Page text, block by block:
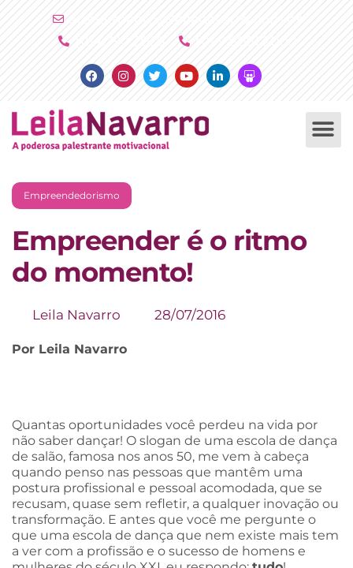
FacebookInstagramTwitterYoutubeLinkedinSlideshare
Empreendedorismo
Empreender é o ritmo
do momento!
Leila Navarro 28/07/2016
Por Leila Navarro
Quantas oportunidades você perdeu na vida por
não saber dançar! O slogan de uma escola de dança
de salão, famosa nos anos 50, me vem à cabeça
quando penso nas pessoas que mantêm uma
postura profissional e pessoal acomodada, que se
recusam, quase sem refletir, a qualquer inovação ou
transformação. E antes que você me pergunte o
que uma escola de dança que nem existe mais tem
a ver com a profissão e o sucesso de homens e